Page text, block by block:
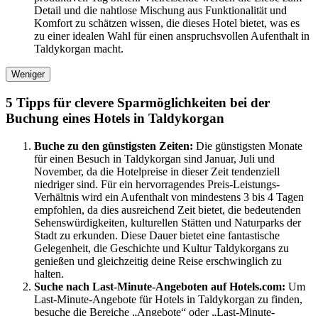
Detail und die nahtlose Mischung aus Funktionalität und
Komfort zu schätzen wissen, die dieses Hotel bietet, was es
zu einer idealen Wahl für einen anspruchsvollen Aufenthalt in
Taldykorgan macht.
Weniger
5 Tipps für clevere Sparmöglichkeiten bei der
Buchung eines Hotels in Taldykorgan
Buche zu den günstigsten Zeiten: Die günstigsten Monate
für einen Besuch in Taldykorgan sind Januar, Juli und
November, da die Hotelpreise in dieser Zeit tendenziell
niedriger sind. Für ein hervorragendes Preis-Leistungs-
Verhältnis wird ein Aufenthalt von mindestens 3 bis 4 Tagen
empfohlen, da dies ausreichend Zeit bietet, die bedeutenden
Sehenswürdigkeiten, kulturellen Stätten und Naturparks der
Stadt zu erkunden. Diese Dauer bietet eine fantastische
Gelegenheit, die Geschichte und Kultur Taldykorgans zu
genießen und gleichzeitig deine Reise erschwinglich zu
halten.
Suche nach Last-Minute-Angeboten auf Hotels.com: Um
Last-Minute-Angebote für Hotels in Taldykorgan zu finden,
besuche die Bereiche „Angebote“ oder „Last-Minute-